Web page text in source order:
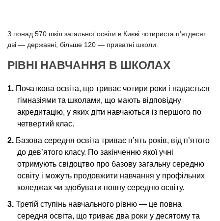
З понад 570 шкіл загальної освіти в Києві чотириста п’ятдесят
дві — державні, більше 120 — приватні школи.
РІВНІ НАВЧАННЯ В ШКОЛАХ
Початкова освіта, що триває чотири роки і надається
гімназіями та школами, що мають відповідну
акредитацію, у яких діти навчаються із першого по
четвертий клас.
Базова середня освіта триває п’ять років, від п’ятого
до дев’ятого класу. По закінченню якої учні
отримують свідоцтво про базову загальну середню
освіту і можуть продовжити навчання у профільних
коледжах чи здобувати повну середню освіту.
Третій ступінь навчального рівню — це повна
середня освіта, що триває два роки у десятому та